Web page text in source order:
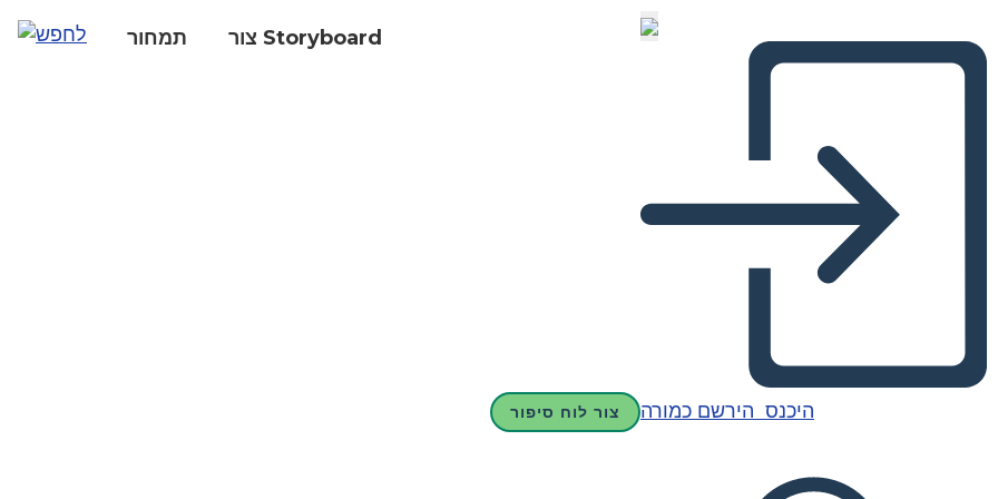
תמחור צור Storyboard
צור לוח סיפור היכנס הירשם כמורה